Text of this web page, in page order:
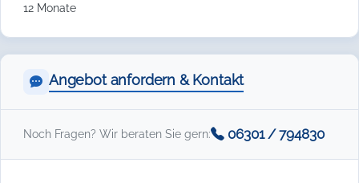
12 Monate
Angebot anfordern & Kontakt
Noch Fragen? Wir beraten Sie gern: 06301 / 794830